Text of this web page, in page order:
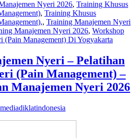
Nyeri 2026, Training Khusus
, Training Khusus
, Training Manajemen Nyeri
Manajemen Nyeri 2026, Workshop
(Pain Management) Di Yogyakarta
Nyeri – Pelatihan
(Pain Management) –
Manajemen Nyeri 2026
mediadiklatindonesia